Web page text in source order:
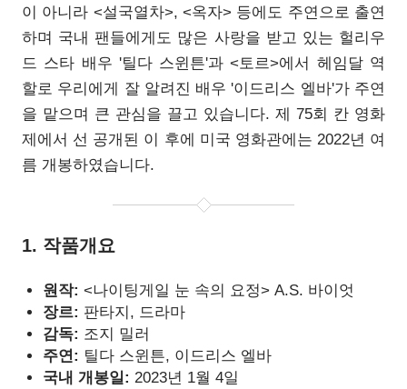
이 아니라 <설국열차>, <옥자> 등에도 주연으로 출연
하며 국내 팬들에게도 많은 사랑을 받고 있는 헐리우
드 스타 배우 '틸다 스윈튼'과 <토르>에서 헤임달 역
할로 우리에게 잘 알려진 배우 '이드리스 엘바'가 주연
을 맡으며 큰 관심을 끌고 있습니다. 제 75회 칸 영화
제에서 선 공개된 이 후에 미국 영화관에는 2022년 여
름 개봉하였습니다.
1. 작품개요
원작: <나이팅게일 눈 속의 요정> A.S. 바이엇
장르: 판타지, 드라마
감독: 조지 밀러
주연: 틸다 스윈튼, 이드리스 엘바
국내 개봉일: 2023년 1월 4일